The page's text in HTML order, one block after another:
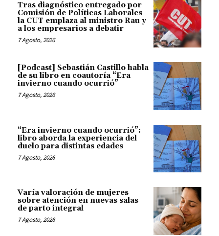
Tras diagnóstico entregado por
Comisión de Políticas Laborales
la CUT emplaza al ministro Rau y
a los empresarios a debatir
7 Agosto, 2026
[Podcast] Sebastián Castillo habla
de su libro en coautoría “Era
invierno cuando ocurrió”
7 Agosto, 2026
“Era invierno cuando ocurrió”:
libro aborda la experiencia del
duelo para distintas edades
7 Agosto, 2026
Varía valoración de mujeres
sobre atención en nuevas salas
de parto integral
7 Agosto, 2026